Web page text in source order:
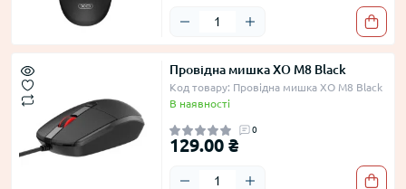
Провідна мишка XO M8 Black
Код товару: Провідна мишка XO M8 Black
В наявності
0
129.00 ₴